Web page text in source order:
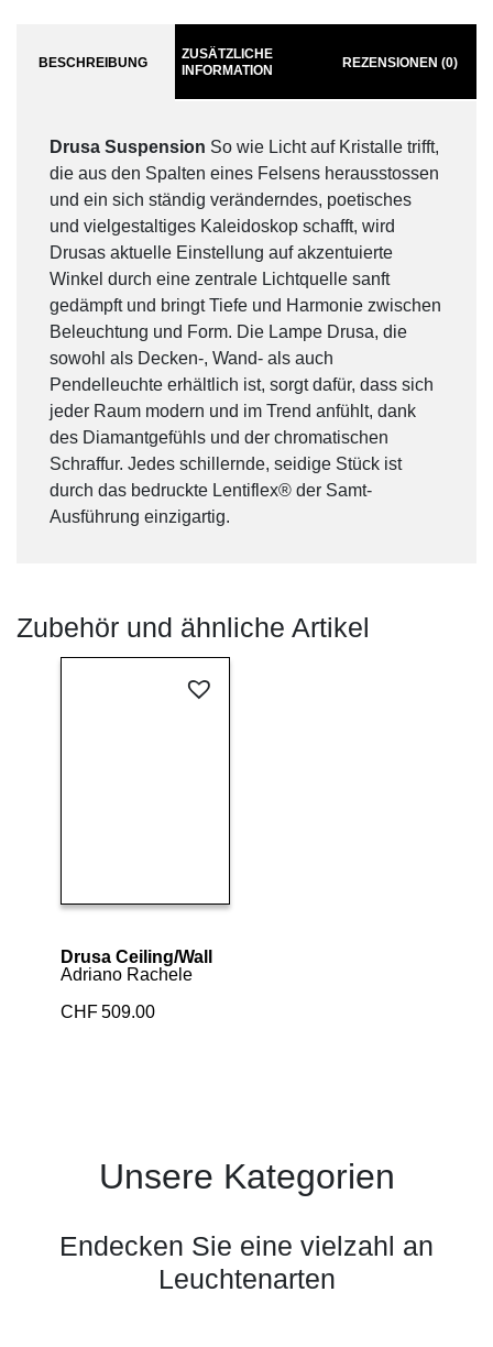
BESCHREIBUNG
ZUSÄTZLICHE
INFORMATION
REZENSIONEN (0)
Drusa Suspension So wie Licht auf Kristalle trifft,
die aus den Spalten eines Felsens herausstossen
und ein sich ständig veränderndes, poetisches
und vielgestaltiges Kaleidoskop schafft, wird
Drusas aktuelle Einstellung auf akzentuierte
Winkel durch eine zentrale Lichtquelle sanft
gedämpft und bringt Tiefe und Harmonie zwischen
Beleuchtung und Form. Die Lampe Drusa, die
sowohl als Decken-, Wand- als auch
Pendelleuchte erhältlich ist, sorgt dafür, dass sich
jeder Raum modern und im Trend anfühlt, dank
des Diamantgefühls und der chromatischen
Schraffur. Jedes schillernde, seidige Stück ist
durch das bedruckte Lentiflex® der Samt-
Ausführung einzigartig.
Zubehör und ähnliche Artikel
Drusa Ceiling/Wall
Adriano Rachele
CHF509.00
Unsere Kategorien
Endecken Sie eine vielzahl an
Leuchtenarten